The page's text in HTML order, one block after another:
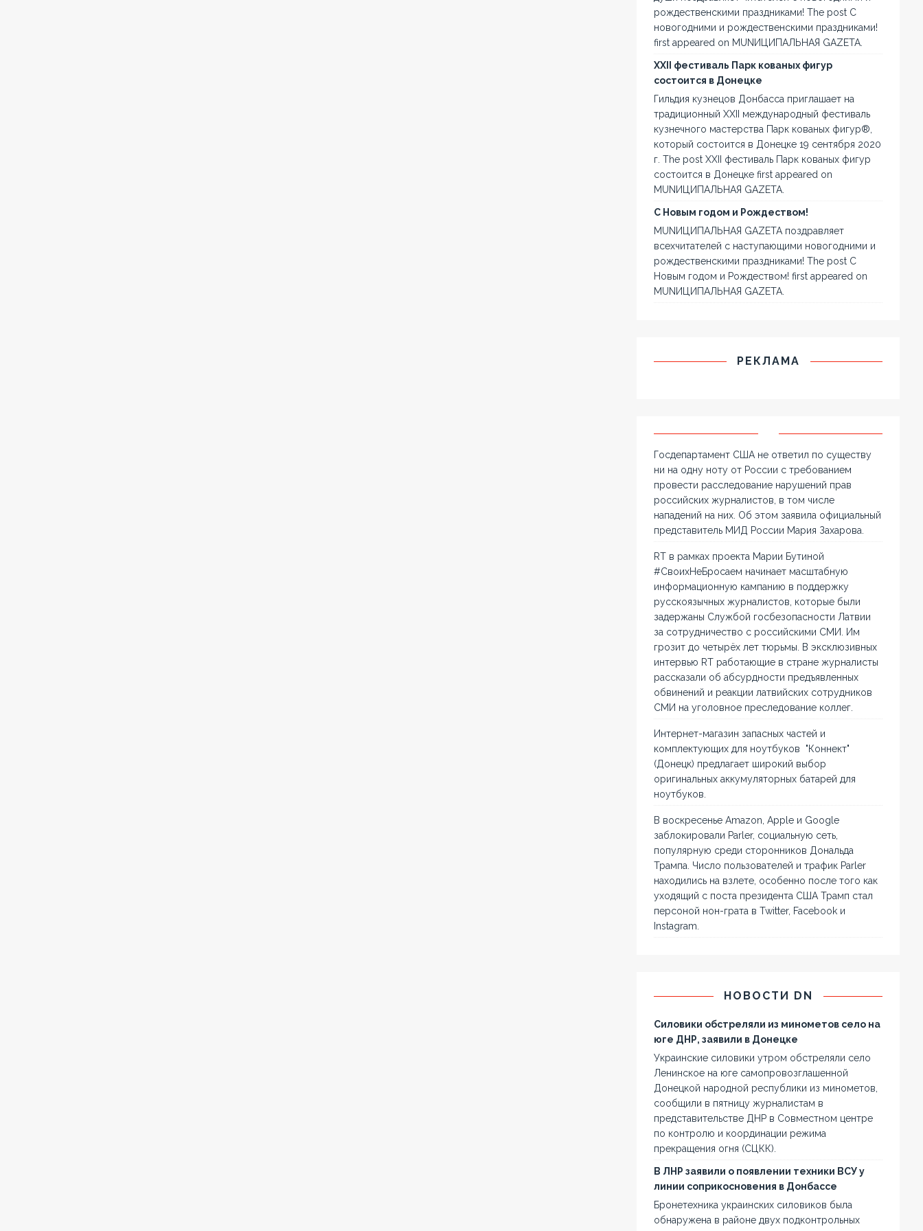
рождественскими праздниками! The post С
новогодними и рождественскими праздниками!
first appeared on MUNИЦИПАЛЬНАЯ GAZЕТА.
XXII фестиваль Парк кованых фигур
состоится в Донецке
Гильдия кузнецов Донбасса приглашает на
традиционный XXII международный фестиваль
кузнечного мастерства Парк кованых фигур®,
который состоится в Донецке 19 сентября 2020
г. The post XXII фестиваль Парк кованых фигур
состоится в Донецке first appeared on
MUNИЦИПАЛЬНАЯ GAZЕТА.
С Новым годом и Рождеством!
MUNИЦИПАЛЬНАЯ GAZЕТА поздравляет
всехчитателей с наступающими новогодними и
рождественскими праздниками! The post С
Новым годом и Рождеством! first appeared on
MUNИЦИПАЛЬНАЯ GAZЕТА.
РЕКЛАМА
Госдепартамент США не ответил по существу
ни на одну ноту от России с требованием
провести расследование нарушений прав
российских журналистов, в том числе
нападений на них. Об этом заявила официальный
представитель МИД России Мария Захарова.
RT в рамках проекта Марии Бутиной
#СвоихНеБросаем начинает масштабную
информационную кампанию в поддержку
русскоязычных журналистов, которые были
задержаны Службой госбезопасности Латвии
за сотрудничество с российскими СМИ. Им
грозит до четырёх лет тюрьмы. В эксклюзивных
интервью RT работающие в стране журналисты
рассказали об абсурдности предъявленных
обвинений и реакции латвийских сотрудников
СМИ на уголовное преследование коллег.
Интернет-магазин запасных частей и
комплектующих для ноутбуков "Коннект"
(Донецк) предлагает широкий выбор
оригинальных аккумуляторных батарей для
ноутбуков.
В воскресенье Amazon, Apple и Google
заблокировали Parler, социальную сеть,
популярную среди сторонников Дональда
Трампа. Число пользователей и трафик Parler
находились на взлете, особенно после того как
уходящий с поста президента США Трамп стал
персоной нон-грата в Twitter, Facebook и
Instagram.
НОВОСТИ DN
Силовики обстреляли из минометов село на
юге ДНР, заявили в Донецке
Украинские силовики утром обстреляли село
Ленинское на юге самопровозглашенной
Донецкой народной республики из минометов,
сообщили в пятницу журналистам в
представительстве ДНР в Совместном центре
по контролю и координации режима
прекращения огня (СЦКК).
В ЛНР заявили о появлении техники ВСУ у
линии соприкосновения в Донбассе
Бронетехника украинских силовиков была
обнаружена в районе двух подконтрольных